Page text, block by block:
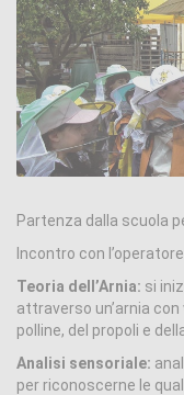
Partenza dalla scuola
Incontro con
Teoria dell’Arnia: si
attraverso un’arnia
polline, del propoli e
Analisi sensoriale:
per riconoscerne le